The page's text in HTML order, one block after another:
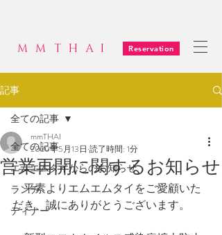
MMTHAI Reservation
記事
全ての記事
エムエムタイからのお知らせ
ランチ
ディナー
全ての記事
営業再開に関するお知らせ
mmTHAI
2020年5月13日 読了時間: 1分
平素よりエムエムタイをご愛顧いた
だき、誠にありがとうございます。